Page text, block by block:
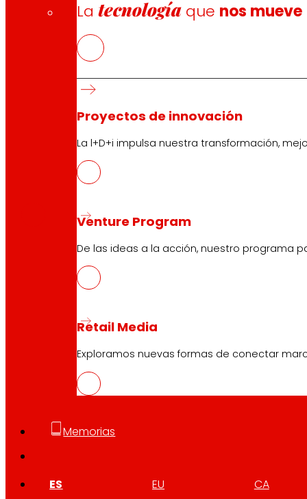
Latecnología que nos mueve
Proyectos de innovación
La l+D+i impulsa nuestra transformación,
Venture Program
De las ideas a la acción, nuestro programa
Retail Media
Exploramos nuevas formas de conectar
Memorias
ES EU CA